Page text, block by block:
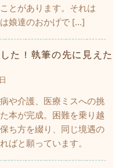
とがあります。それは
娘達のおかげで […]
た！執筆の先に見えた
や介護、医療ミスへの挑
本が完成。困難を乗り越
ち方を綴り、同じ境遇の
ばと願っています。